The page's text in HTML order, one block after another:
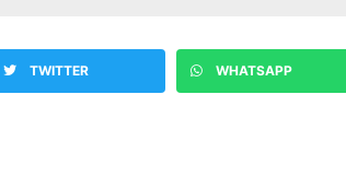
TWITTER WHATSAPP